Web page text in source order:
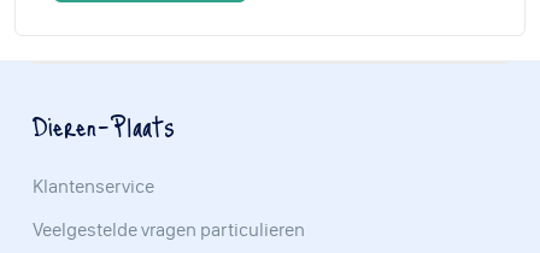
Dieren-Plaats
Klantenservice
Veelgestelde vragen particulieren